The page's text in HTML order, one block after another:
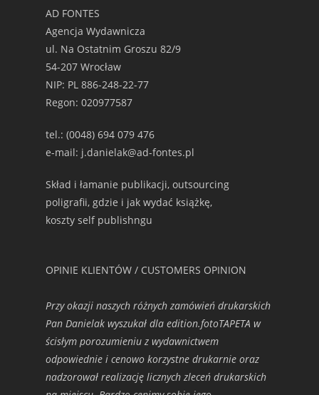
AD FONTES
Agencja Wydawnicza
ul. Na Ostatnim Groszu 82/9
54-207 Wrocław
NIP: PL 886-248-22-77
Regon: 020977587
tel.: (0048) 694 079 476
e-mail: j.danielak@ad-fontes.pl
Skład i łamanie publikacji, outsourcing
poligrafii, gdzie i jak wydać książkę,
koszty self publishngu
OPINIE KLIENTÓW / CUSTOMERS OPINION
Przy okazji naszych różnych zamówień drukarskich
Pan Danielak wyszukał dla edition.fotoTAPETA w
ścisłym porozumieniu z wydawnictwem
odpowiednie i cenowo korzystne drukarnie oraz
nadzorował realizację licznych zleceń drukarskich